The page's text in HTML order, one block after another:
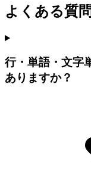
よくある質問
行・単語・文字
ありますか？